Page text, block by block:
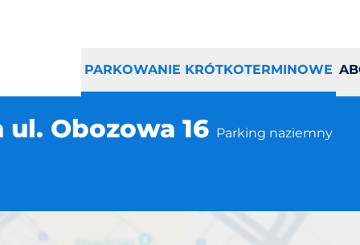
PARKOWANIE KRÓTKOTERMINOWE
Obozowa 16 Parking naziemny